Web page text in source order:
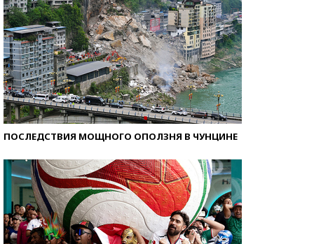
ПОСЛЕДСТВИЯ МОЩНОГО ОПОЛЗНЯ В ЧУНЦИНЕ